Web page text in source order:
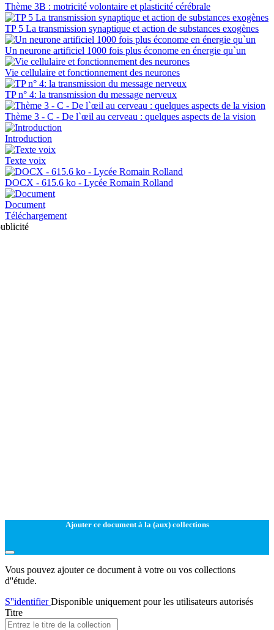
Thème 3B : motricité volontaire et plasticité cérébrale
TP 5 La transmission synaptique et action de substances exogènes
Un neurone artificiel 1000 fois plus économe en énergie qu`un
Vie cellulaire et fonctionnement des neurones
TP n° 4: la transmission du message nerveux
Thème 3 - C - De l`œil au cerveau : quelques aspects de la vision
Introduction
Texte voix
DOCX - 615.6 ko - Lycée Romain Rolland
Document
Téléchargement
Ajouter ce document à la (aux) collections
Vous pouvez ajouter ce document à votre ou vos collections
d''étude.
S''identifierDisponible uniquement pour les utilisateurs autorisés
Titre